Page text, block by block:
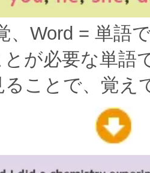
、Word = 単語
が必要な単語
ることで、覚え